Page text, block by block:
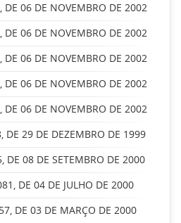
DE 06 DE NOVEMBRO DE 2002
DE 06 DE NOVEMBRO DE 2002
DE 06 DE NOVEMBRO DE 2002
DE 06 DE NOVEMBRO DE 2002
DE 06 DE NOVEMBRO DE 2002
DE 29 DE DEZEMBRO DE 1999
DE 08 DE SETEMBRO DE 2000
DE 04 DE JULHO DE 2000
DE 03 DE MARÇO DE 2000